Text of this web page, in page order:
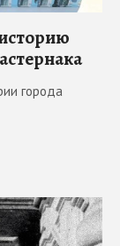
города